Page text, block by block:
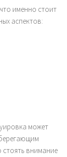
именно стоит
аспектов:
может
внимание